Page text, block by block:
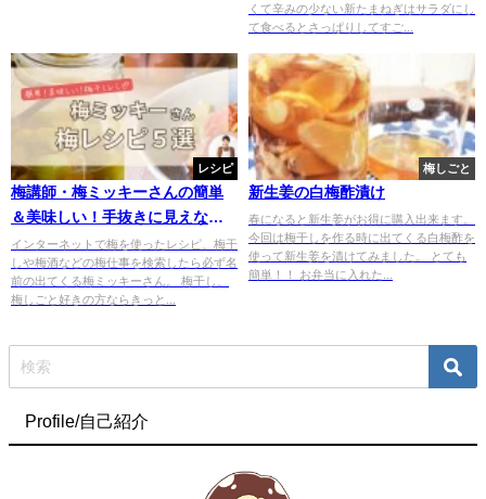
くて辛みの少ない新たまねぎはサラダにし
て食べるとさっぱりしてすご...
レシピ
梅講師・梅ミッキーさんの簡単
＆美味しい！手抜きに見えない
梅レシピ＆梅しごと５選！
インターネットで梅を使ったレシピ、梅干
しや梅酒などの梅仕事を検索したら必ず名
前の出てくる梅ミッキーさん。 梅干し、
梅しごと好きの方ならきっと...
梅しごと
新生姜の白梅酢漬け
春になると新生姜がお得に購入出来ます。
今回は梅干しを作る時に出てくる白梅酢を
使って新生姜を漬けてみました。 とても
簡単！！ お弁当に入れた...
Profile/自己紹介